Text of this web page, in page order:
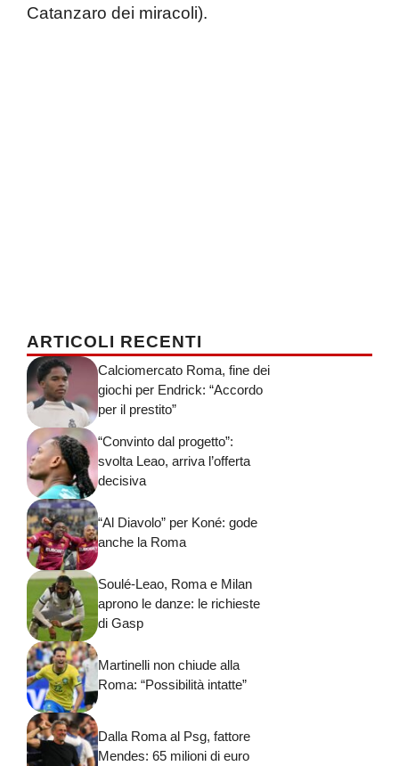
Catanzaro dei miracoli).
ARTICOLI RECENTI
Calciomercato Roma, fine dei
giochi per Endrick: “Accordo
per il prestito”
“Convinto dal progetto”:
svolta Leao, arriva l’offerta
decisiva
“Al Diavolo” per Koné: gode
anche la Roma
Soulé-Leao, Roma e Milan
aprono le danze: le richieste
di Gasp
Martinelli non chiude alla
Roma: “Possibilità intatte”
Dalla Roma al Psg, fattore
Mendes: 65 milioni di euro